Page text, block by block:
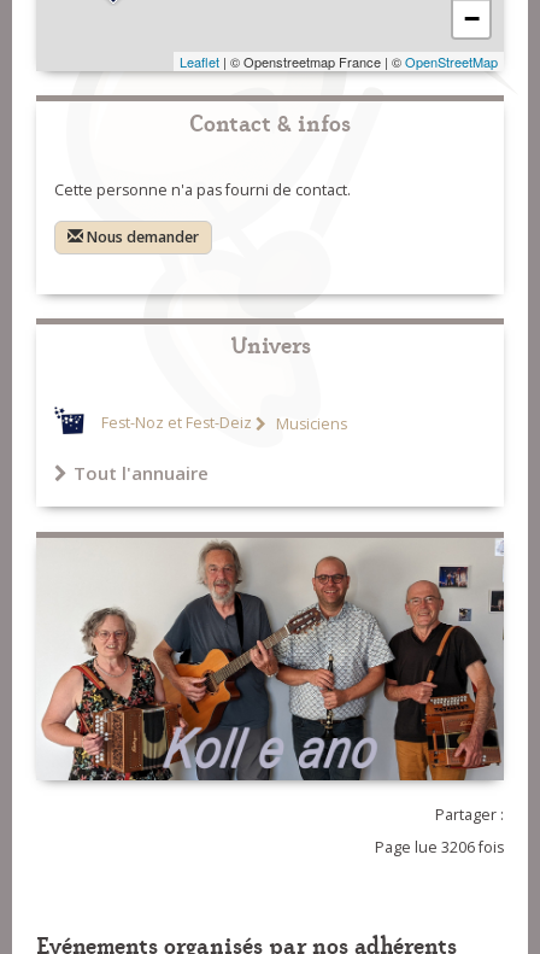
−
Leaflet | © Openstreetmap France | ©OpenStreetMap
Contact & infos
Cette personne n'a pas fourni de contact.
Nous demander
Univers
Fest-Noz et Fest-Deiz Musiciens
Tout l'annuaire
Partager :
Page lue 3206 fois
Evénements organisés par nos adhérents